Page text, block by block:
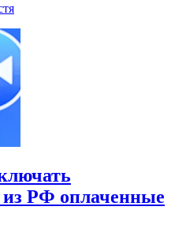
из РФ оплаченные